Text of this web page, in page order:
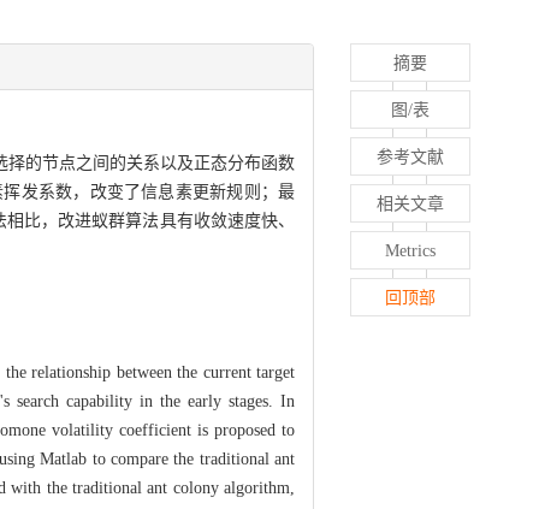
的节点之间的关系以及正态分布函数
发系数，改变了信息素更新规则；最
比，改进蚁群算法具有收敛速度快、
relationship between the current target
search capability in the early stages. In
volatility coefficient is proposed to
Matlab to compare the traditional ant
with the traditional ant colony algorithm,
摘要
图/表
参考文献
相关文章
Metrics
回顶部